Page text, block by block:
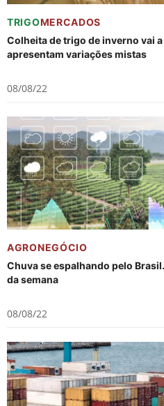
TRIGOMERCADOS
Colheita de trigo de inverno vai
apresentam variações mistas
08/08/22
AGRONEGÓCIO
Chuva se espalhando pelo
da semana
08/08/22